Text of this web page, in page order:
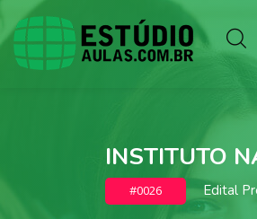
INSTITUTO
#0026 Edital